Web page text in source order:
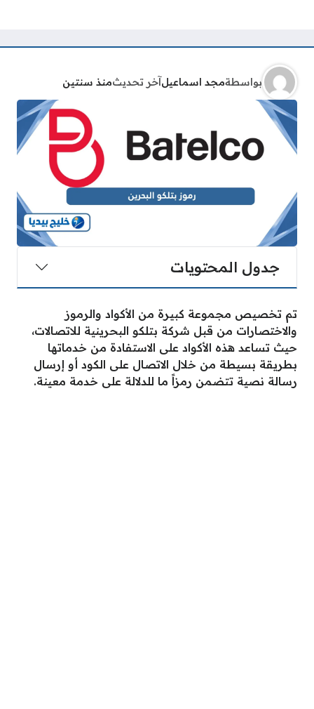
بواسطةمجد اسماعيلآخر تحديثمنذ سنتين
جدول المحتويات
تم تخصيص مجموعة كبيرة من الأكواد والرموز
والاختصارات من قبل شركة بتلكو البحرينية للاتصالات،
حيث تساعد هذه الأكواد على الاستفادة من خدماتها
بطريقة بسيطة من خلال الاتصال على الكود أو إرسال
رسالة نصية تتضمن رمزاً ما للدلالة على خدمة معينة.